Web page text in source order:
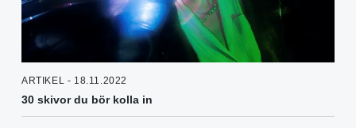
ARTIKEL - 18.11.2022
30 skivor du bör kolla in